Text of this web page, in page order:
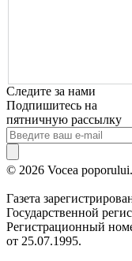
Следите за нами
Подпишитесь на
пятничную рассылку
© 2026 Vocea poporului.
Газета
Государственной
Регистрационный
от 25.07.1995.